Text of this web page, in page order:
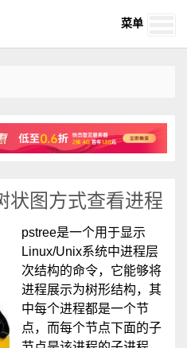
菜单
状图方式查看进程
‌pstree是一个用于显示
Linux/Unix系统中进程层
次结构的命令‌，它能够将
进程展示为树形结构，其
中每个进程都是一个节
点，而每个节点下面的子